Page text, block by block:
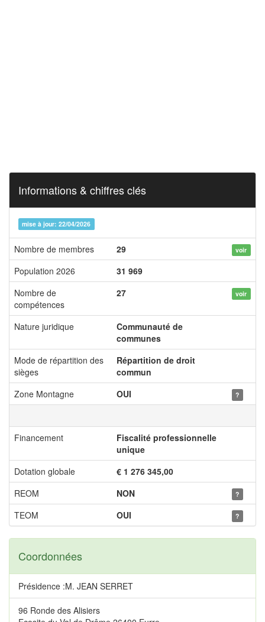
Informations & chiffres clés
mise à jour: 22/04/2026
Nombre de membres 29 voir
Population 2026
31 969
Nombre de
compétences
27 voir
Nature juridique
Communauté de
communes
Mode de répartition des
sièges
Répartition de droit
commun
Zone Montagne
OUI ?
Financement
Fiscalité professionnelle
unique
Dotation globale
€ 1 276 345,00
REOM
NON ?
TEOM OUI ?
Coordonnées
Présidence :M. JEAN SERRET
96 Ronde des Alisiers